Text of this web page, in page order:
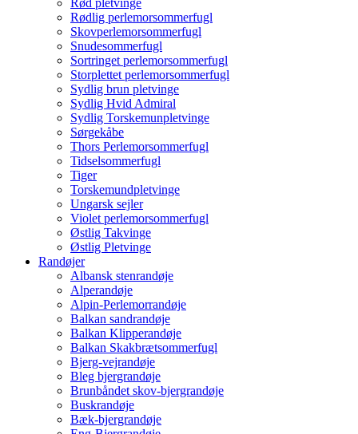
Rødlig perlemorsommerfugl
Skovperlemorsommerfugl
Snudesommerfugl
Sortringet perlemorsommerfugl
Storplettet perlemorsommerfugl
Sydlig brun pletvinge
Sydlig Hvid Admiral
Sydlig Torskemunpletvinge
Sørgekåbe
Thors Perlemorsommerfugl
Tidselsommerfugl
Tiger
Torskemundpletvinge
Ungarsk sejler
Violet perlemorsommerfugl
Østlig Takvinge
Østlig Pletvinge
Randøjer
Albansk stenrandøje
Alperandøje
Alpin-Perlemorrandøje
Balkan sandrandøje
Balkan Klipperandøje
Balkan Skakbrætsommerfugl
Bjerg-vejrandøje
Bleg bjergrandøje
Brunbåndet skov-bjergrandøje
Buskrandøje
Bæk-bjergrandøje